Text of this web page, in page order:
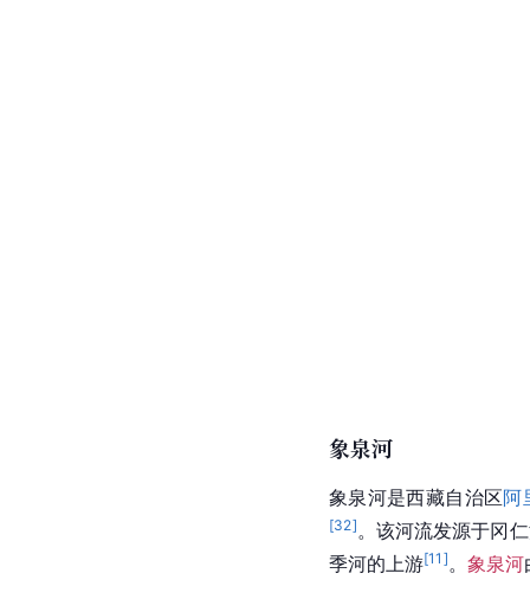
象泉河
象泉河是西藏自治区阿
[32] 。该河流发源于冈
季河的上游[11 ] 。 象泉河